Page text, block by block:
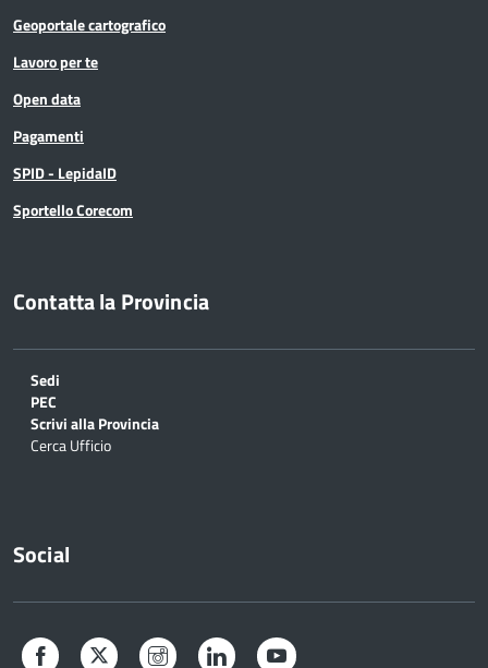
Geoportale cartografico
Lavoro per te
Open data
Pagamenti
SPID - LepidaID
Sportello Corecom
Contatta la Provincia
Sedi
PEC
Scrivi alla Provincia
Cerca Ufficio
Social
Facebook Twitter Instagram LinkedIn